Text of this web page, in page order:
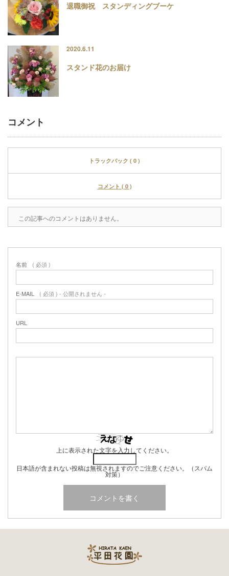
退職御祝 スタンディングブーケ
2020.6.11
スタンド花のお届け
コメント
トラックバック ( 0 )
コメント ( 0 )
この記事へのコメントはありません。
名前 ( 必須 )
E-MAIL ( 必須 ) - 公開されません -
URL
上に表示された文字を入力してください。
日本語が含まれない投稿は無視されますのでご注意ください。（スパム
対策）